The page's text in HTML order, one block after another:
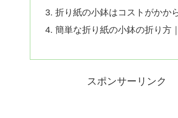
折り紙の小鉢はコストがかか
簡単な折り紙の小鉢の折り方
スポンサーリンク